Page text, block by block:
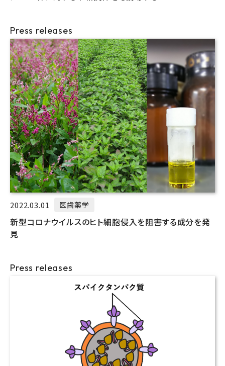
Press releases
2022.03.01 医歯薬学
新型コロナウイルスのヒト細胞侵入を阻害する成分を発
見
Press releases